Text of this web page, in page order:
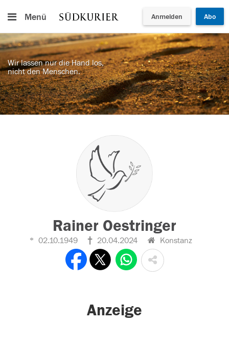
Menü Anmelden Abo
Wir lassen nur die Hand los,
nicht den Menschen.
Rainer Oestringer
02.10.1949 20.04.2024 Konstanz
Anzeige